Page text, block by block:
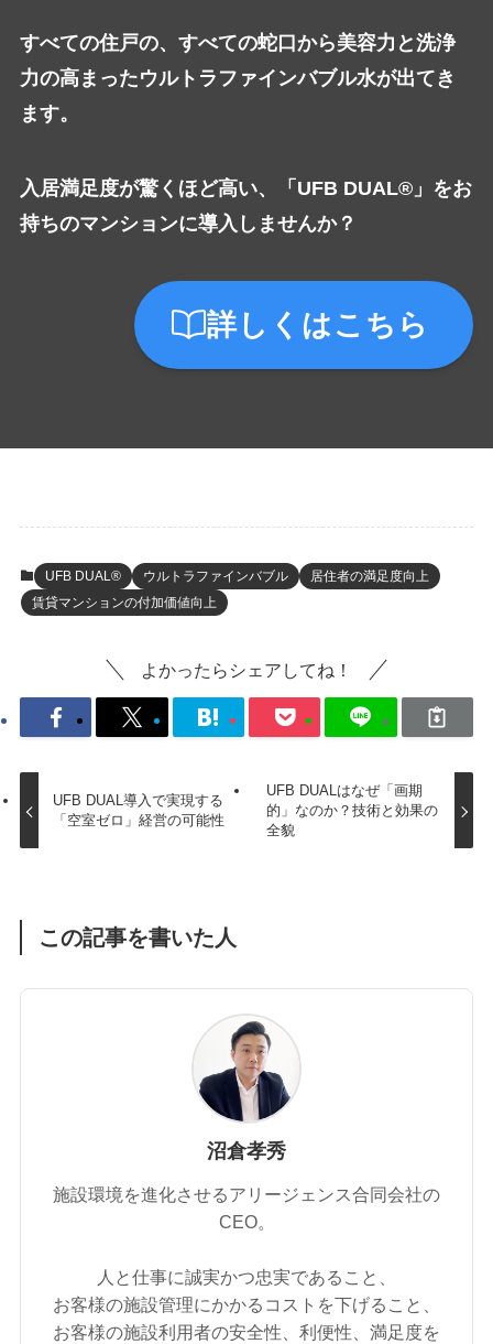
すべての住戸の、すべての蛇口から美容力と洗浄
力の高まったウルトラファインバブル水が出てき
ます。
入居満足度が驚くほど高い、「UFB DUAL®」をお
持ちのマンションに導入しませんか？
詳しくはこちら
UFB DUAL® ウルトラファインバブル
居住者の満足度向上
賃貸マンションの付加価値向上
よかったらシェアしてね！
UFB DUAL導入で実現する
「空室ゼロ」経営の可能性
UFB DUALはなぜ「画期
的」なのか？技術と効果の
全貌
この記事を書いた人
沼倉孝秀
施設環境を進化させるアリージェンス合同会社の
CEO。
人と仕事に誠実かつ忠実であること、
お客様の施設管理にかかるコストを下げること、
お客様の施設利用者の安全性、利便性、満足度を